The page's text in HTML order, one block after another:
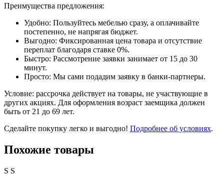
Преимущества предложения:
Удобно: Пользуйтесь мебелью сразу, а оплачивайте
постепенно, не напрягая бюджет.
Выгодно: Фиксированная цена товара и отсутствие
переплат благодаря ставке 0%.
Быстро: Рассмотрение заявки занимает от 15 до 30
минут.
Просто: Мы сами подадим заявку в банки-партнеры.
Условие: рассрочка действует на товары, не участвующие в
других акциях. Для оформления возраст заемщика должен
быть от 21 до 69 лет.
Сделайте покупку легко и выгодно! Подробнее об условиях.
Похожие товары
S S